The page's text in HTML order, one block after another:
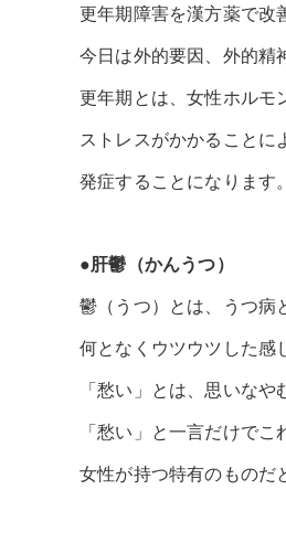
更年期障害を漢方薬で改
今日は外的要因、外的精
更年期とは、女性ホルモ
ストレスがかかることに
発症することになります。
●肝鬱（かんうつ）
鬱（うつ）とは、うつ病
何となくウツウツした感
「愁い」とは、思いな
「愁い」と一言だけで
女性が持つ特有のものだ